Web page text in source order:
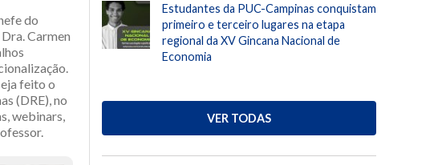
do
Carmen
feito o
(DRE), no
webinars,
Estudantes da PUC-Campinas conquistam
primeiro e terceiro lugares na etapa
regional da XV Gincana Nacional de
Economia
VER TODAS